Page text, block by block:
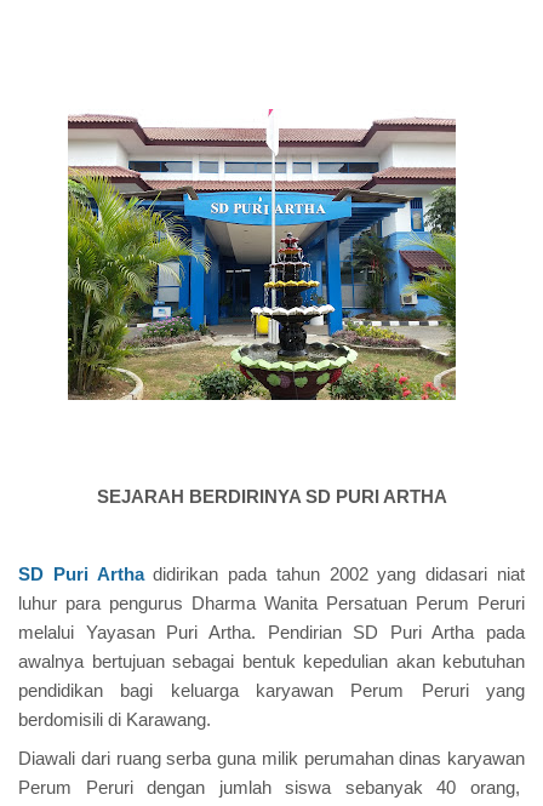
SEJARAH BERDIRINYA SD PURI ARTHA
SD Puri Arthadidirikan pada tahun 2002 yang didasari niat
luhur para pengurus Dharma Wanita Persatuan Perum Peruri
melalui Yayasan Puri Artha. Pendirian SD Puri Artha pada
awalnya bertujuan sebagai bentuk kepedulian akan kebutuhan
pendidikan bagi keluarga karyawan Perum Peruri yang
berdomisili di Karawang.
Diawali dari ruang serba guna milik perumahan dinas karyawan
Perum Peruri dengan jumlah siswa sebanyak 40 orang,